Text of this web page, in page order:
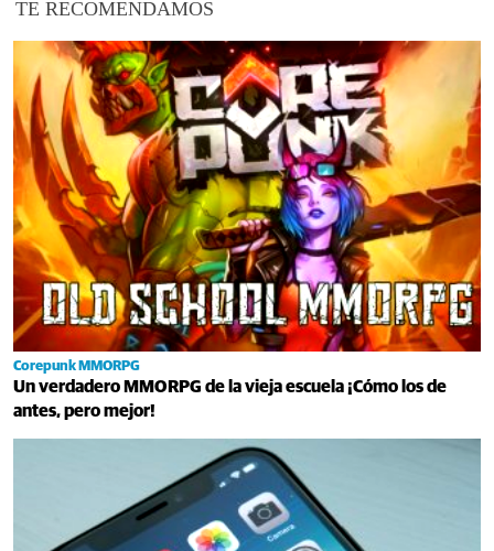
TE RECOMENDAMOS
Corepunk MMORPG
Un verdadero MMORPG de la vieja escuela ¡Cómo los de
antes, pero mejor!